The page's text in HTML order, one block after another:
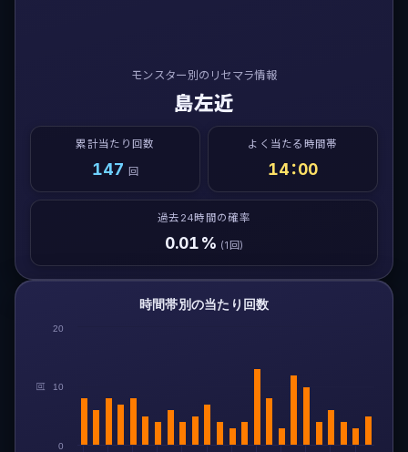
モンスター別のリセマラ情報
島左近
累計当たり回数
147 回
よく当たる時間帯
14：00
過去24時間の確率
0.01% (1回)
回
時間帯別の当たり回数
0
10
20